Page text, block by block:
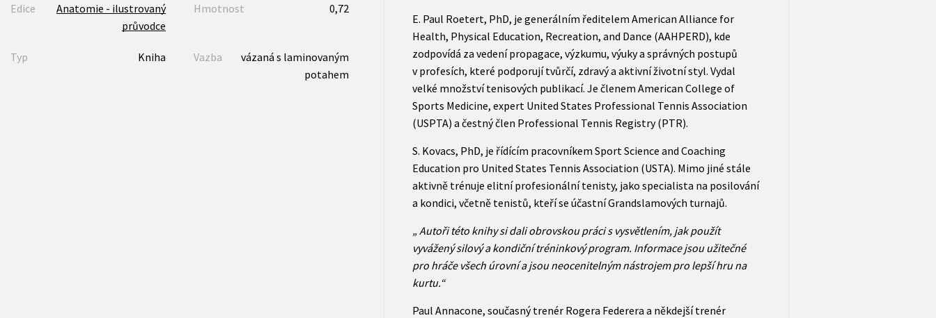
Edice
Anatomie - ilustrovaný
průvodce
Hmotnost 0,72
Typ Kniha Vazba
vázaná s laminovaným
potahem
E. Paul Roetert, PhD, je generálním ředitelem American Alliance for
Health, Physical Education, Recreation, and Dance (AAHPERD), kde
zodpovídá za vedení propagace, výzkumu, výuky a správných postupů
v profesích, které podporují tvůrčí, zdravý a aktivní životní styl. Vydal
velké množství tenisových publikací. Je členem American College of
Sports Medicine, expert United States Professional Tennis Association
(USPTA) a čestný člen Professional Tennis Registry (PTR).
S. Kovacs, PhD, je řídícím pracovníkem Sport Science and Coaching
Education pro United States Tennis Association (USTA). Mimo jiné stále
aktivně trénuje elitní profesionální tenisty, jako specialista na posilování
a kondici, včetně tenistů, kteří se účastní Grandslamových turnajů.
„ Autoři této knihy si dali obrovskou práci s vysvětlením, jak použít
vyvážený silový a kondiční tréninkový program. Informace jsou užitečné
pro hráče všech úrovní a jsou neocenitelným nástrojem pro lepší hru na
kurtu.“
Paul Annacone, současný trenér Rogera Federera a někdejší trenér